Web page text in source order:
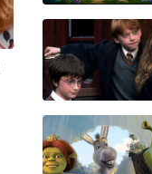
Fionn Whitehead